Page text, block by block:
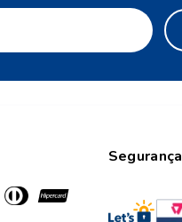
Segurança